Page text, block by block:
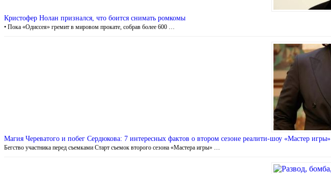
Кристофер Нолан признался, что боится снимать ромкомы
• Пока «Одиссея» гремит в мировом прокате, собрав более 600 …
Магия Череватого и побег Сердюкова: 7 интересных фактов о втором сезоне реалити-шоу «Мастер игры»
Бегство участника перед съемками Старт съемок второго сезона «Мастера игры» …